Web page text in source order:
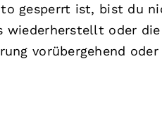
gesperrt ist, bist du
wiederherstellt oder
vorübergehend